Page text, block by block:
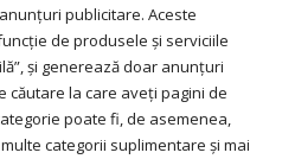
publicitare. Aceste
de produsele și serviciile
și generează doar anunțuri
la care aveți pagini de
poate fi, de asemenea,
categorii suplimentare și mai